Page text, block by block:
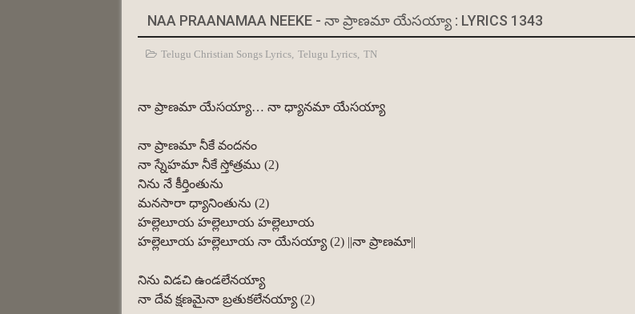
NAA PRAANAMAA NEEKE - నా ప్రాణమా యేసయ్యా : LYRICS 1343
Telugu Christian Songs Lyrics, Telugu Lyrics, TN
నా ప్రాణమా యేసయ్యా… నా ధ్యానమా యేసయ్యా
నా ప్రాణమా నీకే వందనం
నా స్నేహమా నీకే స్తోత్రము (2)
నిను నే కీర్తింతును
మనసారా ధ్యానింతును (2)
హల్లెలూయ హల్లెలూయ హల్లెలూయ
హల్లెలూయ హల్లెలూయ నా యేసయ్యా (2) ||నా ప్రాణమా||
నిను విడచి ఉండలేనయ్యా
నా దేవ క్షణమైనా బ్రతుకలేనయ్యా (2)